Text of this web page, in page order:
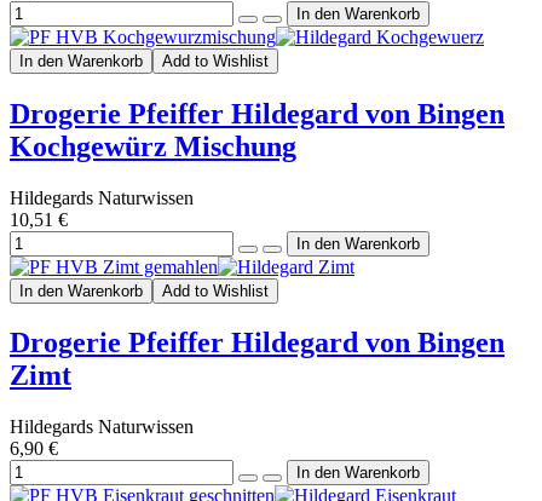
In den Warenkorb Add to Wishlist
Drogerie Pfeiffer Hildegard von Bingen
Kochgewürz Mischung
Hildegards Naturwissen
10,51 €
In den Warenkorb Add to Wishlist
Drogerie Pfeiffer Hildegard von Bingen
Zimt
Hildegards Naturwissen
6,90 €